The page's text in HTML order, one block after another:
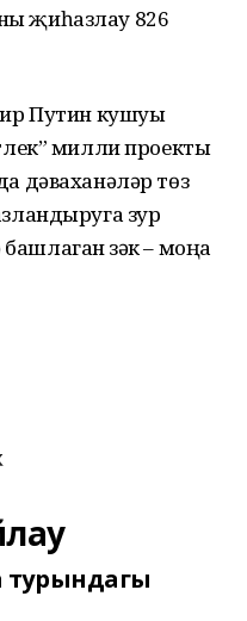
җиһазлау 826
Путин кушуы
милли проекты
дәваханәләр төзү
зур
үзәк – моңа